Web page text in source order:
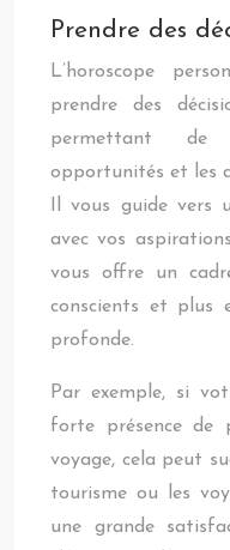
Prendre des
L’horoscope
prendre des
permettant de
opportunités et les
Il vous guide vers
avec vos
vous offre un
conscients et plus
profonde.
Par exemple, si
forte présence de
voyage, cela peut
tourisme ou les
une grande